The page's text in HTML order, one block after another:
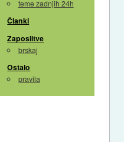
teme zadnjih 24h
Članki
Zaposlitve
brskaj
Ostalo
pravila